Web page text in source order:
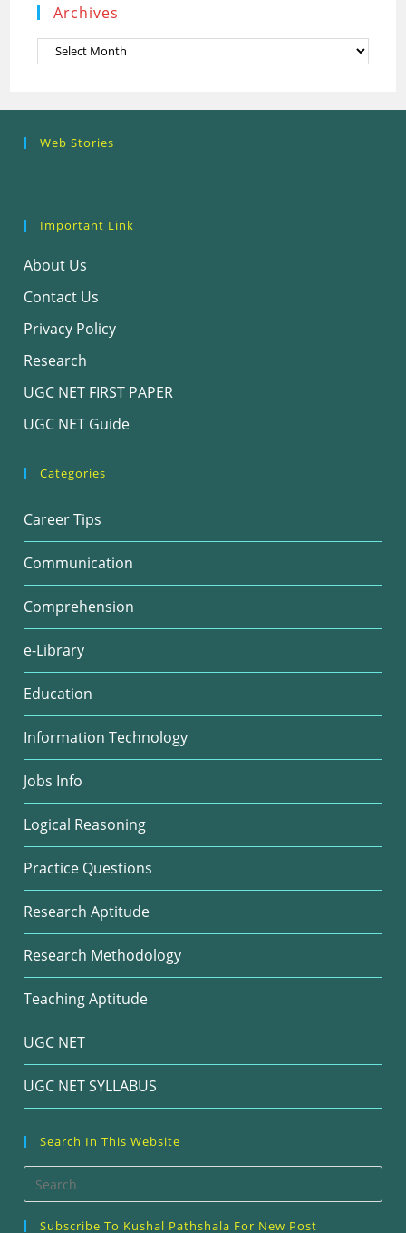
Archives
Archives
Web Stories
Ethics (शोध
Important Link
About Us
Contact Us
Privacy Policy
Research
UGC NET FIRST PAPER
UGC NET Guide
Categories
Career Tips
Communication
Comprehension
e-Library
Education
Information Technology
Jobs Info
Logical Reasoning
Practice Questions
Research Aptitude
Research Methodology
Teaching Aptitude
UGC NET
UGC NET SYLLABUS
Search In This Website
Subscribe To Kushal Pathshala For New Post